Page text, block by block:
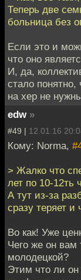
Теперь две
больница без
Если это и
что оно
И, да,
стало понятно,
на хер не
edw »
#49 | 12.01.16
Кому: Norma,
> Жалко что
лет по 10-12ть
А тут из-за
сразу теряет и
Во как! Уже
Чего же он вам
молодецкой?
Этим что ли